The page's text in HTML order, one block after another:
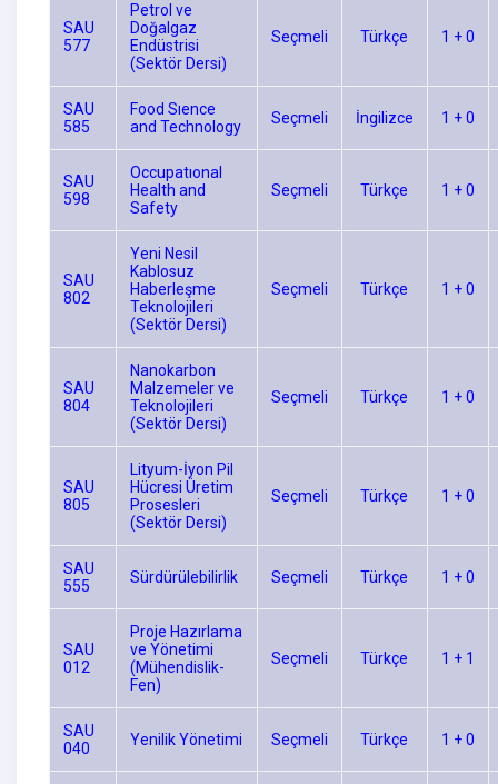
SAU
577
Petrol ve
Doğalgaz
Endüstrisi
(Sektör Dersi)
Seçmeli Türkçe 1 + 0
SAU
585
Food Sıence
and Technology
Seçmeli İngilizce 1 + 0
SAU
598
Occupatıonal
Health and
Safety
Seçmeli Türkçe 1 + 0
SAU
802
Yeni Nesil
Kablosuz
Haberleşme
Teknolojileri
(Sektör Dersi)
Seçmeli Türkçe 1 + 0
SAU
804
Nanokarbon
Malzemeler ve
Teknolojileri
(Sektör Dersi)
Seçmeli Türkçe 1 + 0
SAU
805
Lityum-İyon Pil
Hücresi Üretim
Prosesleri
(Sektör Dersi)
Seçmeli Türkçe 1 + 0
SAU
555
Sürdürülebilirlik Seçmeli Türkçe 1 + 0
SAU
012
Proje Hazırlama
ve Yönetimi
(Mühendislik-
Fen)
Seçmeli Türkçe 1 + 1
SAU
040
Yenilik Yönetimi Seçmeli Türkçe 1 + 0